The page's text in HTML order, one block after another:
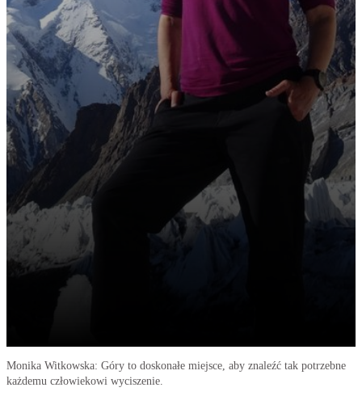
Monika Witkowska: Góry to doskonałe miejsce, aby znaleźć tak potrzebne
każdemu człowiekowi wyciszenie.